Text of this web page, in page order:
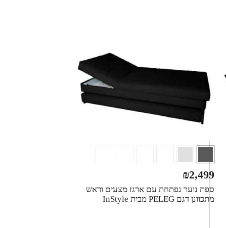
ספת נוער נפתחת עם ארגז מצעים וראש
מתכוונן דגם PELEG מבית InStyle
₪2,499